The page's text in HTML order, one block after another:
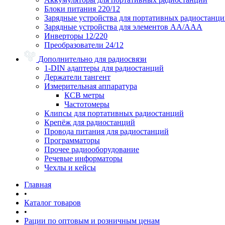
Блоки питания 220/12
Зарядные устройства для портативных
Зарядные устройства для элементов АА/ААА
Инверторы 12/220
Преобразователи 24/12
Дополнительно для радиосвязи
1-DIN адаптеры для радиостанций
Держатели тангент
Измерительная аппаратура
КСВ метры
Частотомеры
Клипсы для портативных радиостанций
Крепёж для радиостанций
Провода питания для радиостанций
Программаторы
Прочее радиооборудование
Речевые информаторы
Чехлы и кейсы
Главная
•
Каталог товаров
•
Рации по оптовым и розничным ценам